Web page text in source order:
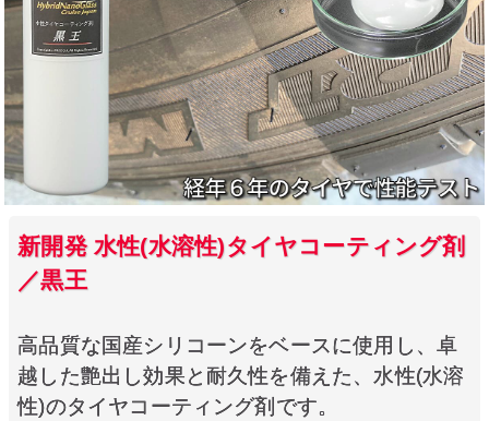
新開発 水性(水溶性)タイヤコーティング剤
／黒王
高品質な国産シリコーンをベースに使用し、卓
越した艶出し効果と耐久性を備えた、水性(水溶
性)のタイヤコーティング剤です。